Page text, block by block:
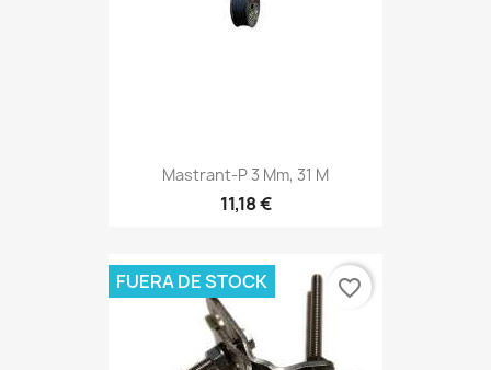
Mastrant-P 3 Mm, 31 M
11,18 €
FUERA DE STOCK favorite_border